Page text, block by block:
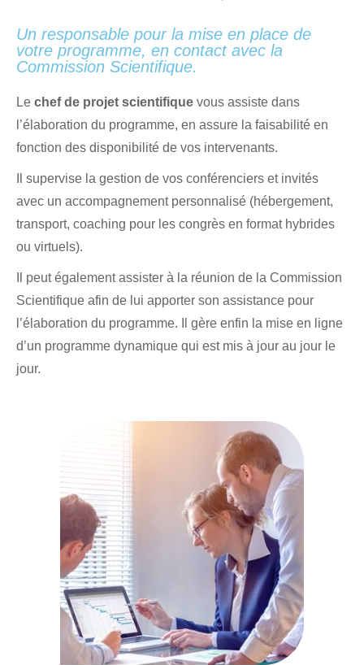
Un responsable pour la mise en place de
votre programme, en contact avec la
Commission Scientifique.
Le chef de projet scientifique vous assiste dans
l’élaboration du programme, en assure la faisabilité en
fonction des disponibilité de vos intervenants.
Il supervise la gestion de vos conférenciers et invités
avec un accompagnement personnalisé (hébergement,
transport, coaching pour les congrès en format hybrides
ou virtuels).
Il peut également assister à la réunion de la Commission
Scientifique afin de lui apporter son assistance pour
l’élaboration du programme. Il gère enfin la mise en ligne
d’un programme dynamique qui est mis à jour au jour le
jour.